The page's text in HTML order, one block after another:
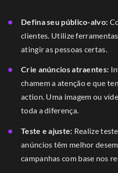
Defina seu público-alvo:
clientes. Utilize
atingir as pessoas certas.
Crie anúncios atraentes:
chamem a atenção e que
action. Uma imagem ou
toda a diferença.
Teste e ajuste: Realize
anúncios têm melhor
campanhas com base nos